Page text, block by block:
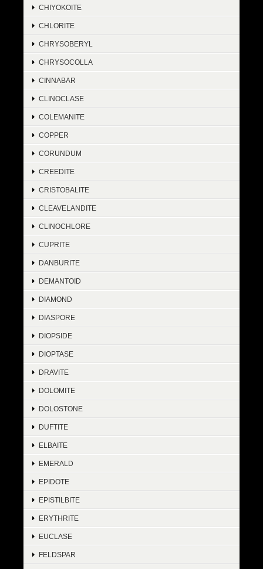
CHIYOKOITE
CHLORITE
CHRYSOBERYL
CHRYSOCOLLA
CINNABAR
CLINOCLASE
COLEMANITE
COPPER
CORUNDUM
CREEDITE
CRISTOBALITE
CLEAVELANDITE
CLINOCHLORE
CUPRITE
DANBURITE
DEMANTOID
DIAMOND
DIASPORE
DIOPSIDE
DIOPTASE
DRAVITE
DOLOMITE
DOLOSTONE
DUFTITE
ELBAITE
EMERALD
EPIDOTE
EPISTILBITE
ERYTHRITE
EUCLASE
FELDSPAR